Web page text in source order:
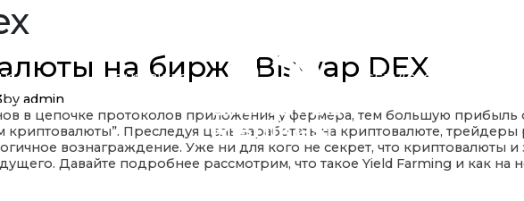
OUR BIKES SERVICES
на бирже Biswap DEX
by admin
в цепочке протоколов приложения у фермера, тем большую прибыль
Преследуя цель заработать на криптовалюте,
вознаграждение. Уже ни для кого не секрет, что криптовалюты
Давайте подробнее рассмотрим, что такое Yield Farming и как на